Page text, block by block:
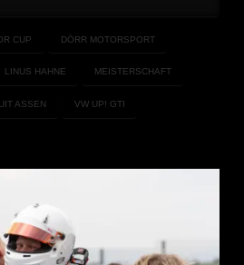
CUP DÖRR MOTORSPORT
LINUS HAHNE MEISTERSCHAFT
ASSEN VW UP! GTI